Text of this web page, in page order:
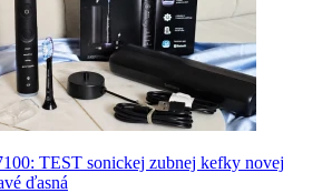
TEST sonickej zubnej kefky novej
ďasná